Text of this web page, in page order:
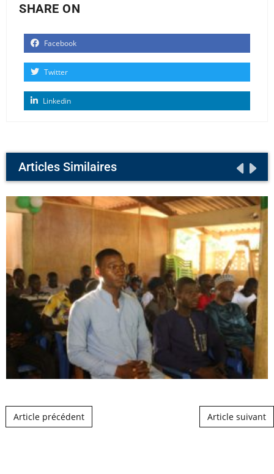
SHARE ON
Facebook
Twitter
Linkedin
Articles Similaires
Post navigation
Article précédent Article suivant